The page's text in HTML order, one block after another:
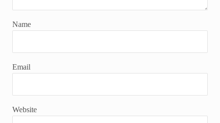
Name
Email
Website